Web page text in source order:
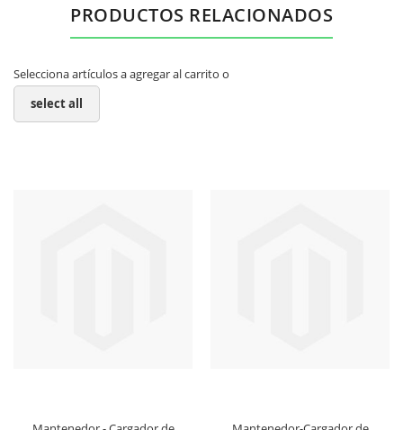
PRODUCTOS RELACIONADOS
Selecciona artículos a agregar al carrito o
select all